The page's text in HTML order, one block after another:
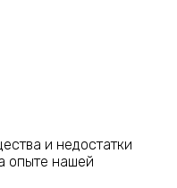
и недостатки
опыте нашей